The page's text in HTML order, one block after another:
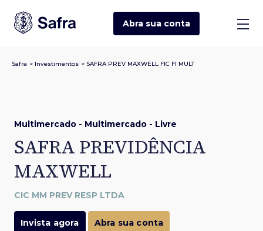
Abra sua conta
Safra > Investimentos > SAFRA PREV MAXWELL FIC FI MULT
Multimercado - Multimercado - Livre
SAFRA PREVIDÊNCIA
MAXWELL
CIC MM PREV RESP LTDA
Invista agora Abra sua conta